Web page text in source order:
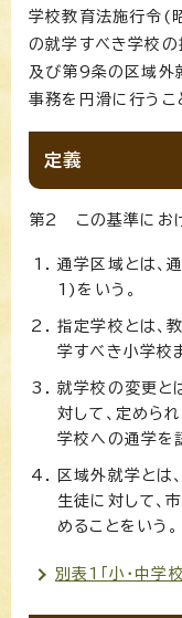
学校教育法施行令
の就学すべき学校
及び第9条の区域外
事務を円滑に行うこ
定義
第2 この基準にお
通学区域とは、
1)をいう。
指定学校とは、
学すべき小学校
就学校の変更と
対して、定めら
学校への通学を
区域外就学とは
生徒に対して、
めることをいう。
別表1「小・中学